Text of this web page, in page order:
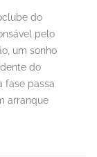
do
pelo
um sonho
do
fase passa
arranque